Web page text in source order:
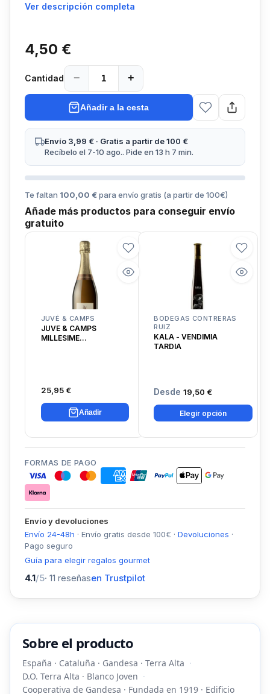
Ver descripción completa
4,50 €
Cantidad − +
Añadir a la cesta
Envío 3,99 € · Gratis a partir de 100 €
Recíbelo el 7-10 ago.. Pide en 13 h 7 min.
Te faltan 100,00 €para envío gratis (a partir de 100€)
Añade más productos para conseguir envío
gratuito
JUVÉ & CAMPS
JUVE & CAMPS
MILLESIME
25,95 €
Añadir
BODEGAS CONTRERAS
RUIZ
KALA - VENDIMIA
TARDIA
Desde19,50 €
Elegir opción
FORMAS DE PAGO
Envío y devoluciones
Envío 24-48h · Envío gratis desde 100€ · Devoluciones ·
Pago seguro
Guía para elegir regalos gourmet
4.1/5· 11 reseñasen Trustpilot
Sobre el producto
España · Cataluña · Gandesa · Terra Alta
D.O. Terra Alta · Blanco Joven
Cooperativa de Gandesa · Fundada en 1919 · Edificio